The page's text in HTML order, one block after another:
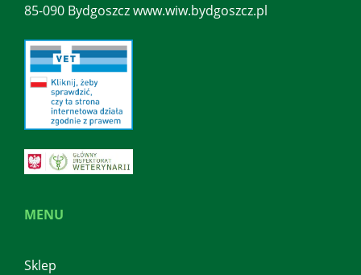
MENU
Sklep
85-090 Bydgoszcz www.wiw.bydgoszcz.pl